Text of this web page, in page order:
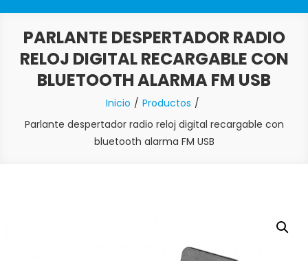
PARLANTE DESPERTADOR RADIO
RELOJ DIGITAL RECARGABLE CON
BLUETOOTH ALARMA FM USB
Inicio
Productos
Parlante despertador radio reloj digital recargable con
bluetooth alarma FM USB